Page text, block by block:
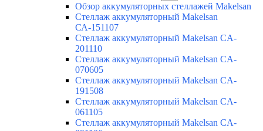
Обзор аккумуляторных стеллажей Makelsan
Стеллаж аккумуляторный Makelsan
СА-151107
Стеллаж аккумуляторный Makelsan CA-
201110
Стеллаж аккумуляторный Makelsan CA-
070605
Стеллаж аккумуляторный Makelsan CA-
191508
Стеллаж аккумуляторный Makelsan CA-
061105
Стеллаж аккумуляторный Makelsan CA-